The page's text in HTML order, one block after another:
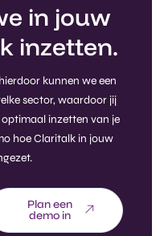
in jouw
inzetten.
kunnen we een
sector, waardoor jij
inzetten van je
hoe Claritalk in jouw
Plan een
demo in